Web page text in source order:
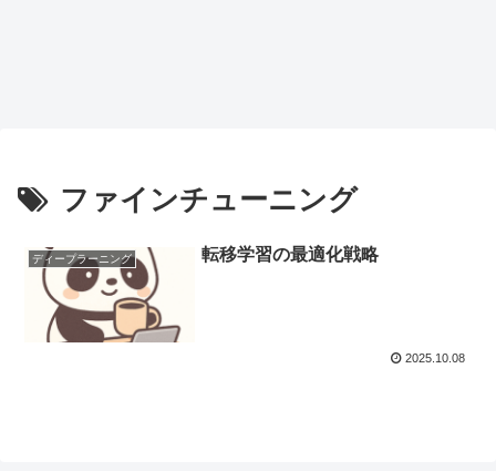
ファインチューニング
ディープラーニング 転移学習の最適化戦略
2025.10.08